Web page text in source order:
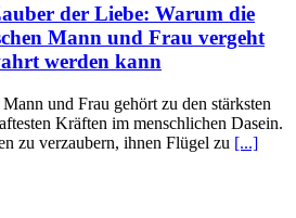
der Liebe: Warum die
Mann und Frau vergeht
werden kann
und Frau gehört zu den stärksten
Kräften im menschlichen Dasein.
zu verzaubern, ihnen Flügel zu [...]